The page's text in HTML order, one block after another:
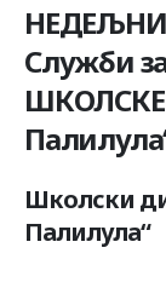
НЕДЕЉНИ
Служби
ШКОЛСКЕ
Школски
Палилула“